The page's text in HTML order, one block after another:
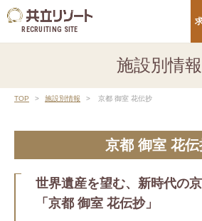
RECRUITING SITE
施設別情報
TOP 施設別情報 京都 御室 花伝抄
京都 御室 花伝
世界遺産を望む、新時代の
「京都 御室 花伝抄」